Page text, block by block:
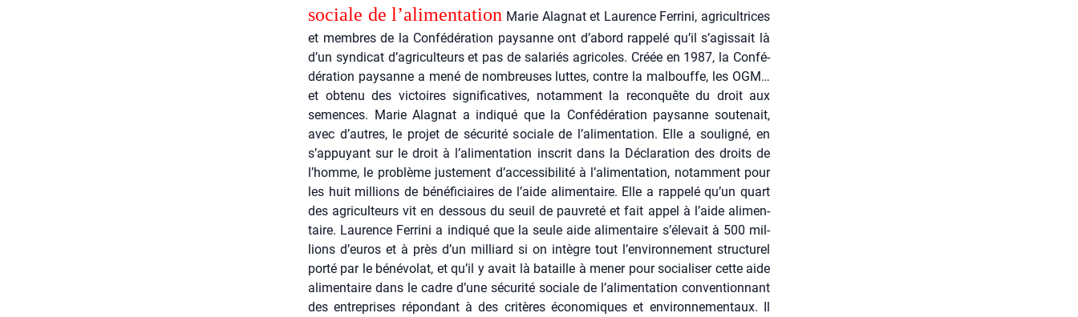
sociale de l’a­li­men­ta­tion Marie Ala­gnat et Lau­rence Fer­ri­ni, agri­cul­trices
et membres de la Confé­dé­ra­tion pay­sanne ont d’abord rap­pe­lé qu’il s’agissait là
d’un syn­di­cat d’agriculteurs et pas de sala­riés agri­coles. Créée en 1987, la Confé­
dé­ra­tion pay­sanne a mené de nom­breuses luttes, contre la mal­bouffe, les OGM…
et obte­nu des vic­toires signi­fi­ca­tives, notam­ment la recon­quête du droit aux
semences. Marie Ala­gnat a indi­qué que la Confé­dé­ra­tion pay­sanne sou­te­nait,
avec d’autres, le pro­jet de sécu­ri­té sociale de l’alimentation. Elle a sou­li­gné, en
s’appuyant sur le droit à l’alimentation ins­crit dans la Décla­ra­tion des droits de
l’homme, le pro­blème jus­te­ment d’accessibilité à l’alimentation, notam­ment pour
les huit mil­lions de béné­fi­ciaires de l’aide ali­men­taire. Elle a rap­pe­lé qu’un quart
des agri­cul­teurs vit en des­sous du seuil de pau­vre­té et fait appel à l’aide ali­men­
taire. Lau­rence Fer­ri­ni a indi­qué que la seule aide ali­men­taire s’élevait à 500 mil­
lions d’euros et à près d’un mil­liard si on intègre tout l’environnement struc­tu­rel
por­té par le béné­vo­lat, et qu’il y avait là bataille à mener pour socia­li­ser cette aide
ali­men­taire dans le cadre d’une sécu­ri­té sociale de l’alimentation conven­tion­nant
des entre­prises répon­dant à des cri­tères éco­no­miques et envi­ron­ne­men­taux. Il